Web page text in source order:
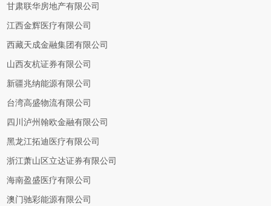
甘肃联华房地产有限公司
江西金辉医疗有限公司
西藏天成金融集团有限公司
山西友杭证券有限公司
新疆兆纳能源有限公司
台湾高盛物流有限公司
四川泸州翰欧金融有限公司
黑龙江拓迪医疗有限公司
浙江萧山区立达证券有限公司
海南盈盛医疗有限公司
澳门驰彩能源有限公司